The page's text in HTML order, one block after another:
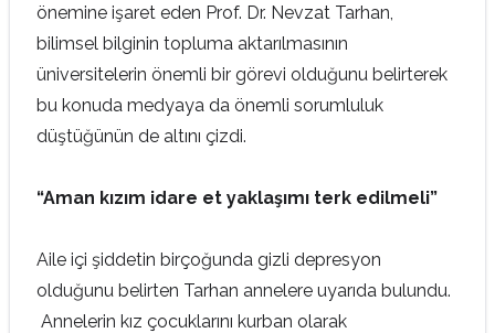
önemine işaret eden Prof. Dr. Nevzat Tarhan,
bilimsel bilginin topluma aktarılmasının
üniversitelerin önemli bir görevi olduğunu belirterek
bu konuda medyaya da önemli sorumluluk
düştüğünün de altını çizdi.
“Aman kızım idare et yaklaşımı terk edilmeli”
Aile içi şiddetin birçoğunda gizli depresyon
olduğunu belirten Tarhan annelere uyarıda bulundu.
Annelerin kız çocuklarını kurban olarak